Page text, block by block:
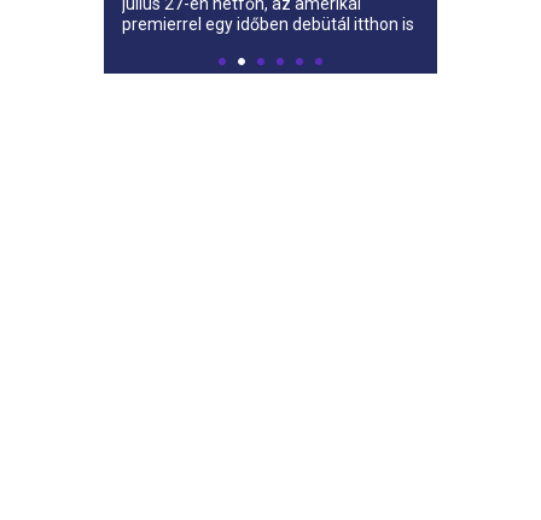
premierrel egy időben debütál itthon is
City harmadik évada.